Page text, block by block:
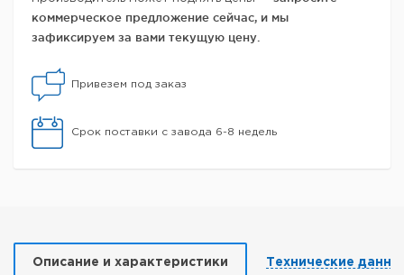
коммерческое предложение сейчас, и мы
зафиксируем за вами текущую цену.
Привезем под заказ
Срок поставки с завода 6-8 недель
Описание и характеристики Технические